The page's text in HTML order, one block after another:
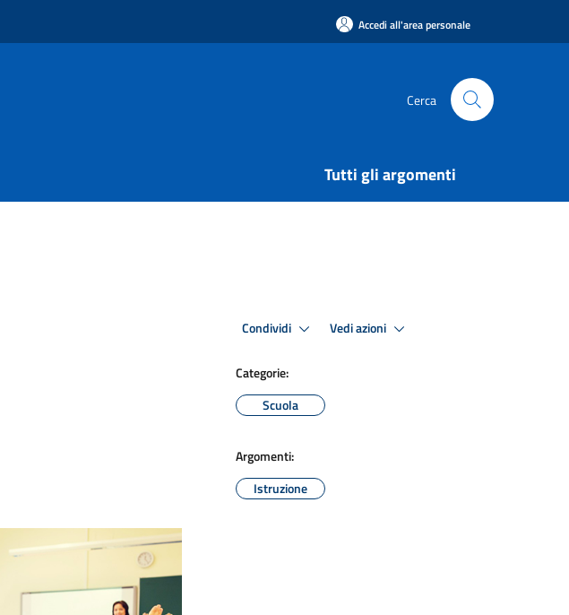
Accedi all'area personale
Cerca
Tutti gli argomenti
Condividi Vedi azioni
Categorie:
Scuola
Argomenti:
Istruzione